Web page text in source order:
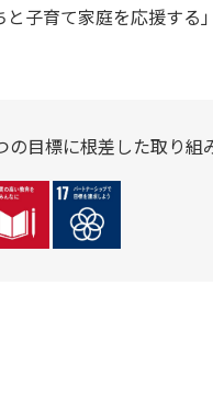
子育て家庭を応援す
の目標に根差した取り組